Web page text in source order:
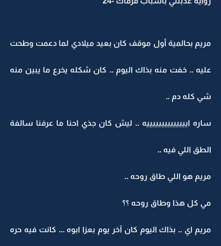
مريم بحالمية أول موقف كان بعيد ميلادي لما دعمت وطحت
عليه .. خفت منه بذاك اليوم .. كان شكله يخرع ما يبين منه
شي كله دم ..
ساره اييييييييييييييه .. ليش كان جذي احنا ما عرفنا سالفة
الطق اللي فيه ..
مريم هو اللي طاق روحه ..
مي كل هذا وطاق روحه ؟؟
مريم اي .. بذاك اليوم كان آخر يوم بعزا ابوه ... كانت فيه حره